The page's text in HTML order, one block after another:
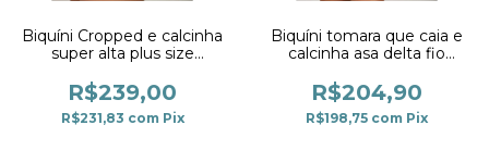
Biquíni Cropped e calcinha
super alta plus size
R$239,00
R$231,83 com Pix
Biquíni tomara que caia e
calcinha asa delta fio
marinho
R$204,90
R$198,75 com Pix